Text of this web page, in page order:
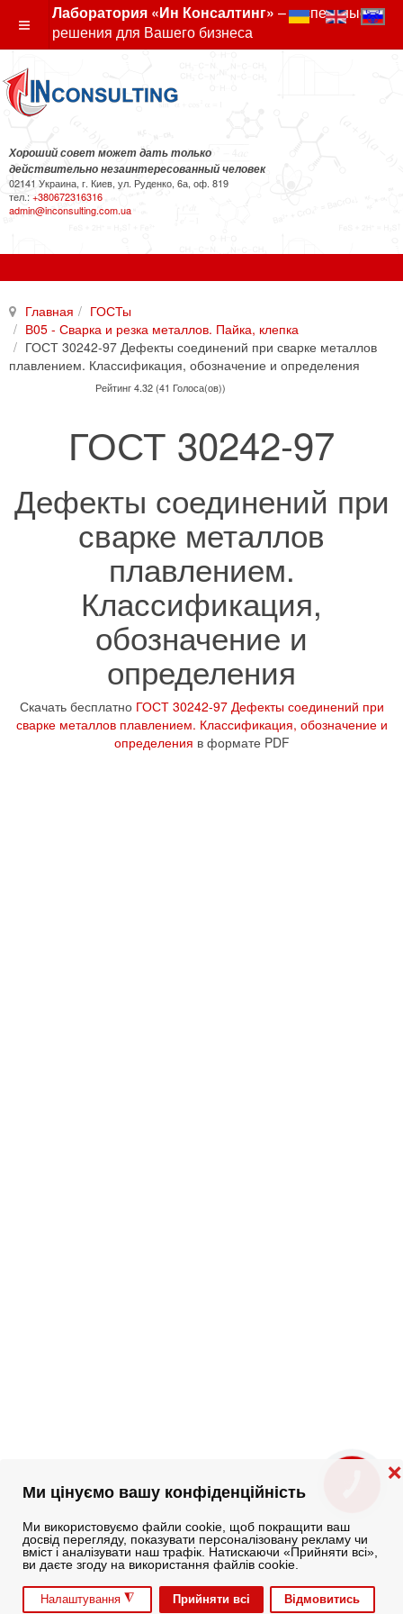
Ми цінуємо вашу конфіденційність
Ми використовуємо файли cookie, щоб покращити ваш
досвід перегляду, показувати персоналізовану рекламу чи
вміст і аналізувати наш трафік. Натискаючи «Прийняти всі»,
ви даєте згоду на використання файлів cookie.
Налаштування ◮ Прийняти всі Відмовитись
❌
Лаборатория «Ин Консалтинг» – экспертные
решения для Вашего бизнеса
Хороший совет может дать только
действительно незаинтересованный человек
02141 Украина, г. Киев, ул. Руденко, 6а, оф. 819
тел.: +380672316316
admin@inconsulting.com.ua
Главная
ГОСТы
В05 - Сварка и резка металлов. Пайка, клепка
ГОСТ 30242-97 Дефекты соединений при сварке металлов
плавлением. Классификация, обозначение и определения
Рейтинг 4.32 (41 Голоса(ов))
ГОСТ 30242-97
Дефекты соединений при
сварке металлов
плавлением.
Классификация,
обозначение и
определения
Скачать бесплатно ГОСТ 30242-97 Дефекты соединений при
сварке металлов плавлением. Классификация, обозначение и
определения в формате PDF